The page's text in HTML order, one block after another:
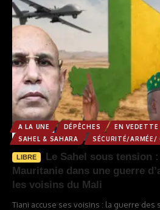
A LA UNE DÉPÊCHES EN VEDETTE
SAHEL & SAHARA
SÉCURITÉ/ARMÉE/
LIBRE
Le Sahel sous tension
Mauritanie dans une guerre
les voisins du Mali
Tiani accuse ses voisins : la guerre des